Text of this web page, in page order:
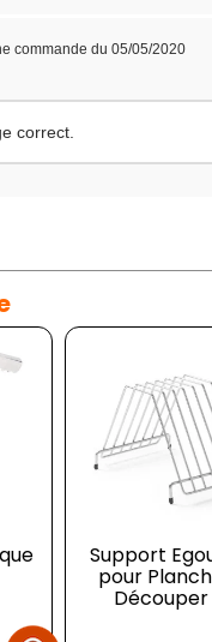
commande du 05/05/2020
correct.
Support
pour
Découper